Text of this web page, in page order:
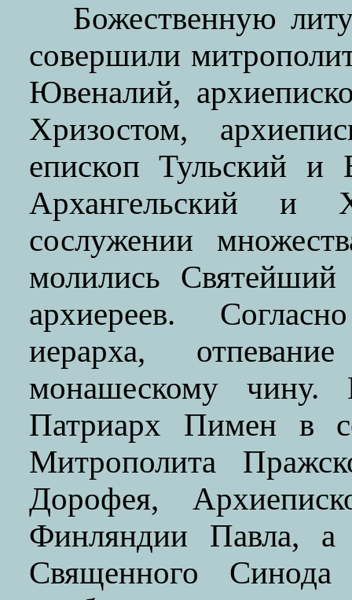
Божественную
совершили
Ювеналий,
Хризостом,
епископ Тульский и
Архангельский и
сослужении
молились
архиереев.
иерарха,
монашескому чину.
Патриарх Пимен в
Митрополита
Дорофея,
Финляндии Павла, а
Священного